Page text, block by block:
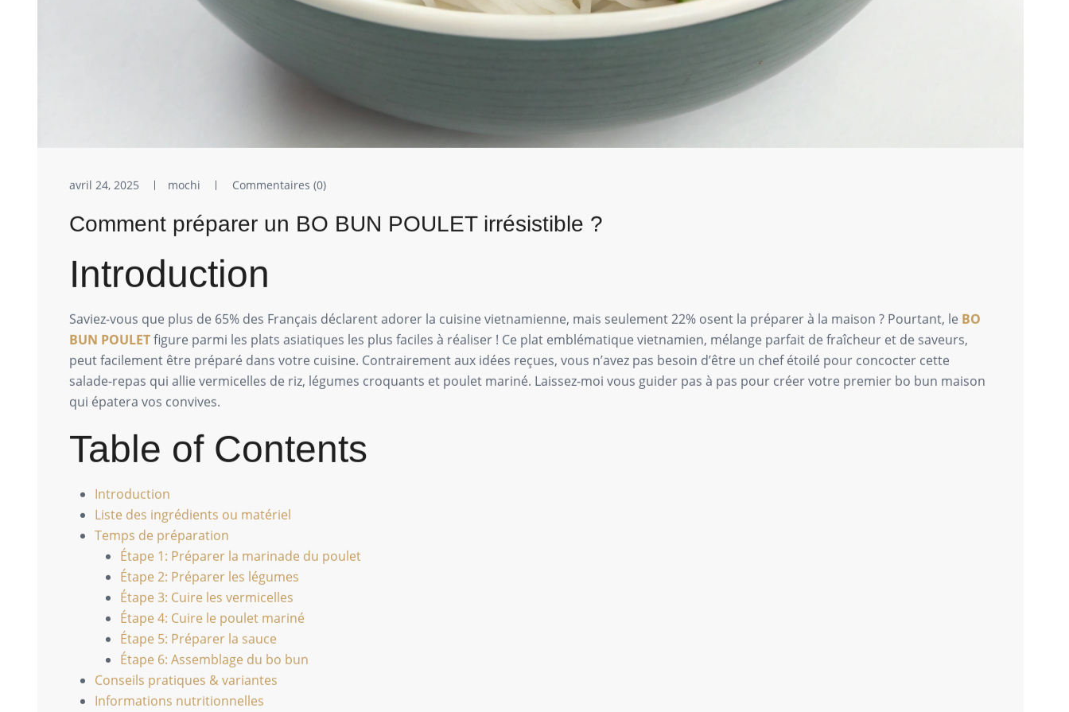
avril 24, 2025 mochi Commentaires (0)
Comment préparer un BO BUN POULET irrésistible ?
Introduction
Saviez-vous que plus de 65% des Français déclarent adorer la cuisine vietnamienne, mais seulement 22% osent la préparer à la maison ? Pourtant, le BO
BUN POULETfigure parmi les plats asiatiques les plus faciles à réaliser ! Ce plat emblématique vietnamien, mélange parfait de fraîcheur et de saveurs,
peut facilement être préparé dans votre cuisine. Contrairement aux idées reçues, vous n’avez pas besoin d’être un chef étoilé pour concocter cette
salade-repas qui allie vermicelles de riz, légumes croquants et poulet mariné. Laissez-moi vous guider pas à pas pour créer votre premier bo bun maison
qui épatera vos convives.
Table of Contents
Introduction
Liste des ingrédients ou matériel
Temps de préparation
Étape 1: Préparer la marinade du poulet
Étape 2: Préparer les légumes
Étape 3: Cuire les vermicelles
Étape 4: Cuire le poulet mariné
Étape 5: Préparer la sauce
Étape 6: Assemblage du bo bun
Conseils pratiques & variantes
Informations nutritionnelles